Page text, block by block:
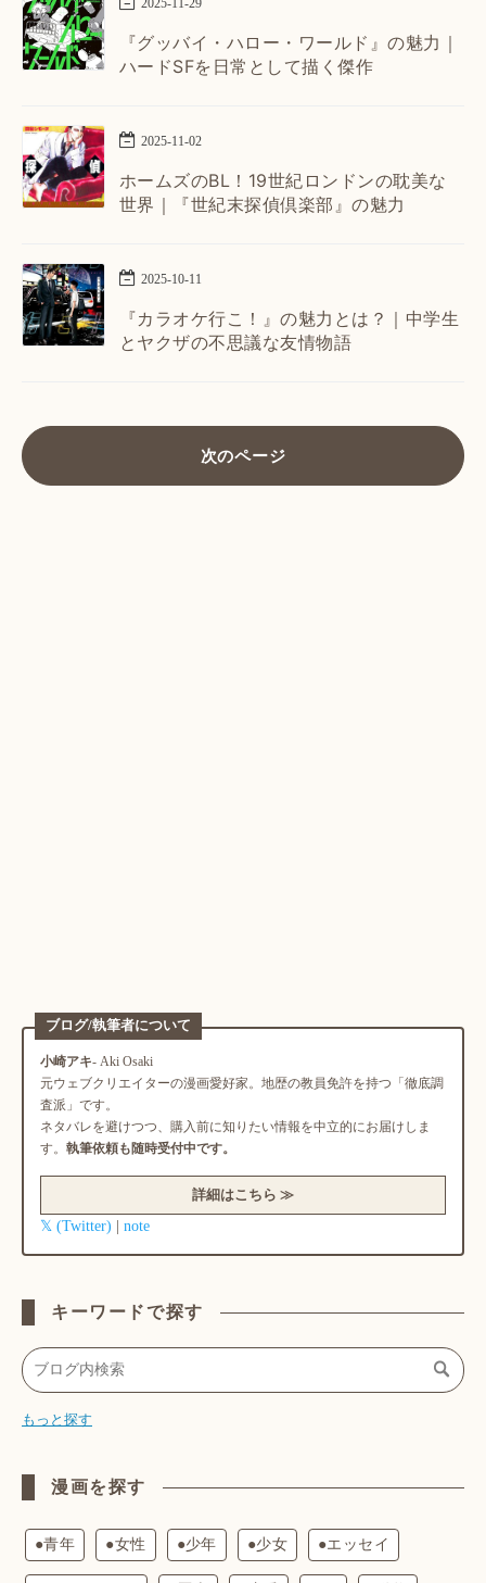
2025-11-29
『グッバイ・ハロー・ワールド』の魅力｜
ハードSFを日常として描く傑作
2025-11-02
ホームズのBL！19世紀ロンドンの耽美な
世界｜『世紀末探偵倶楽部』の魅力
2025-10-11
『カラオケ行こ！』の魅力とは？｜中学生
とヤクザの不思議な友情物語
次のページ
ブログ/執筆者について
小崎アキ- Aki Osaki
元ウェブクリエイターの漫画愛好家。地歴の教員免許を持つ「徹底調
査派」です。
ネタバレを避けつつ、購入前に知りたい情報を中立的にお届けしま
す。 執筆依頼も随時受付中です。
詳細はこちら ≫
𝕏 (Twitter) note
キーワードで探す
もっと探す
漫画を探す
●青年 ●女性 ●少年 ●少女 ●エッセイ